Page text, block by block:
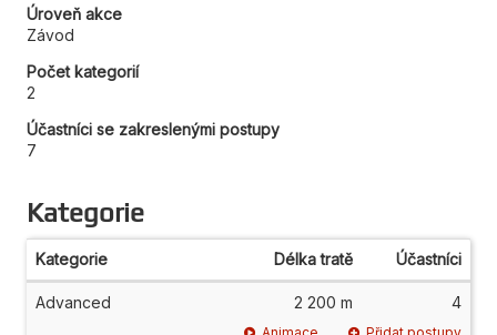
Úroveň akce
Závod
Počet kategorií
2
Účastníci se zakreslenými postupy
7
Kategorie
Kategorie Délka tratě Účastníci
Advanced 2 200 m 4